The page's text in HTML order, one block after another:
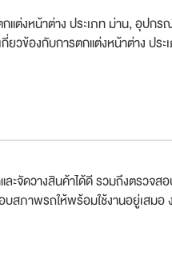
ต่งหน้าต่าง ประเภท ม่าน, อุป
ข้องกับการตกแต่งหน้าต่าง ป
ะจัดวางสินค้าได้ดี รวมถึงตรวจส
บสภาพรถให้พร้อมใช้งานอยู่เสมอ